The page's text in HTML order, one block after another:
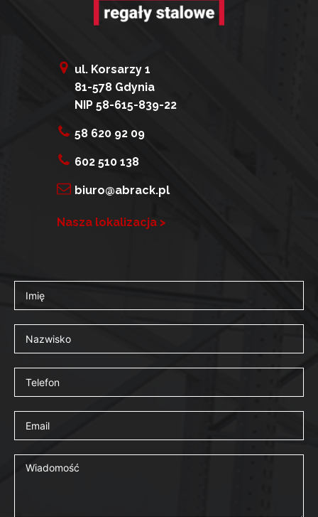
ul. Korsarzy 1
81-578 Gdynia
NIP 58-615-839-22
58 620 92 09
602 510 138
biuro@abrack.pl
Nasza lokalizacja >